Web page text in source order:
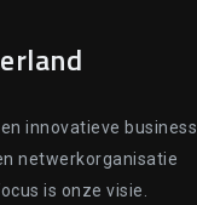
innovatieve business
netwerkorganisatie
is onze visie.